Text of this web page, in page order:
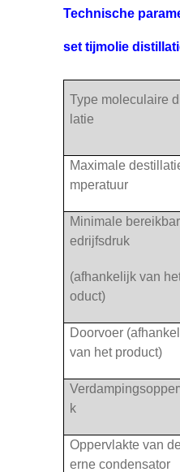
Technische
set tijmolie
Type moleculaire
latie
Maximale
mperatuur
Minimale
edrijfsdruk
(afhankelijk van
oduct)
Doorvoer
van het product)
k
Oppervlakte van
erne condensator